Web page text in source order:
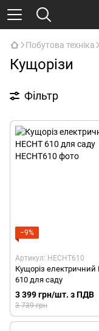
Побутова техніка
Кущорізи
Фільтр
−9%
Артикул: HECHT610
Кущоріз електричний
610 для саду
3 399 грн/шт. з ПДВ
3 739 грн